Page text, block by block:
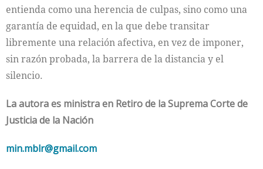
entienda como una herencia de culpas, sino como una
garantía de equidad, en la que debe transitar
libremente una relación afectiva, en vez de imponer,
sin razón probada, la barrera de la distancia y el
silencio.
La autora es ministra en Retiro de la Suprema Corte de
Justicia de la Nación
min.mblr@gmail.com